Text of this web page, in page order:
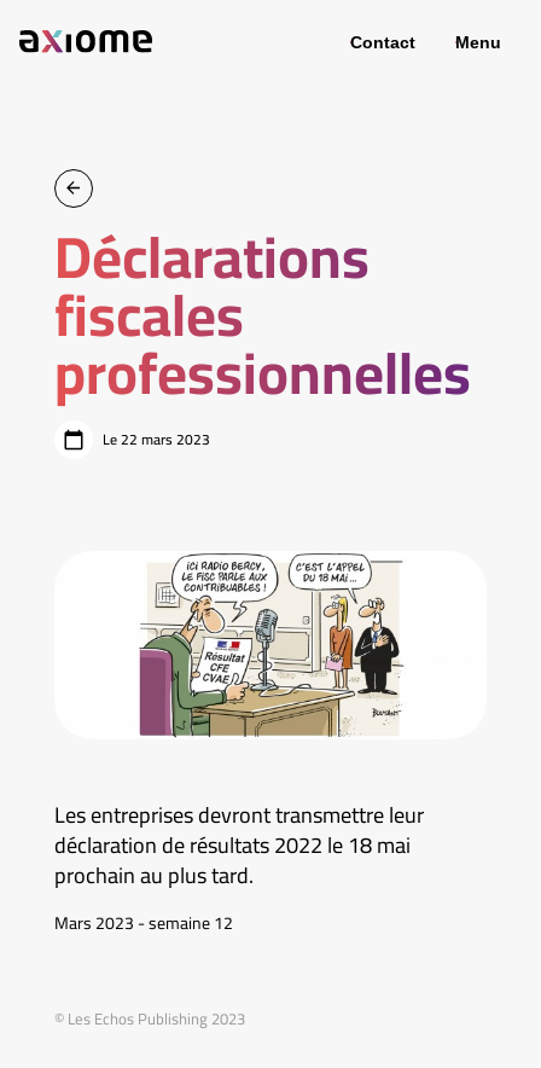
Contact Menu
Déclarations
fiscales
professionnelles
Le 22 mars 2023
Les entreprises devront transmettre leur
déclaration de résultats 2022 le 18 mai
prochain au plus tard.
Mars 2023 - semaine 12
© Les Echos Publishing 2023